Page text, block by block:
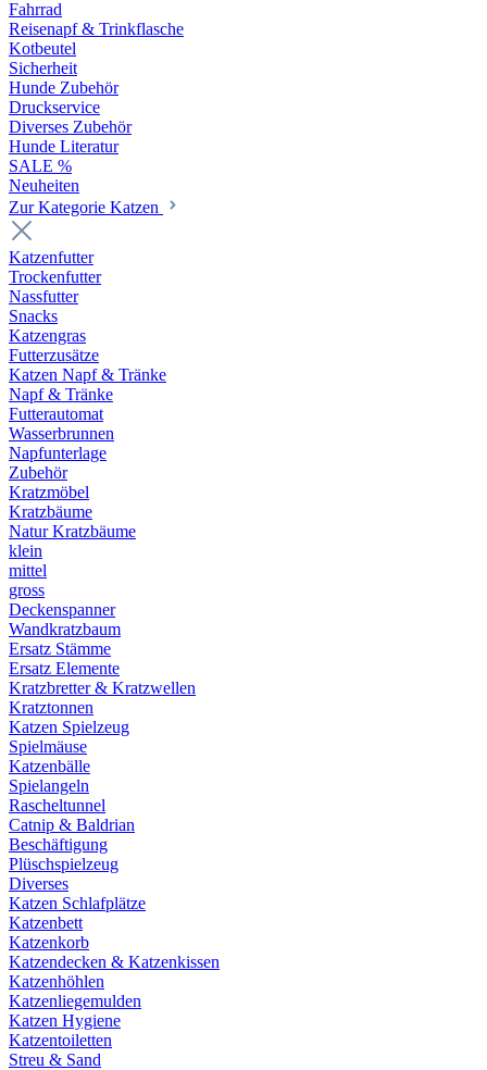
Fahrrad
Reisenapf & Trinkflasche
Kotbeutel
Sicherheit
Hunde Zubehör
Druckservice
Diverses Zubehör
Hunde Literatur
SALE %
Neuheiten
Zur Kategorie Katzen
Katzenfutter
Trockenfutter
Nassfutter
Snacks
Katzengras
Futterzusätze
Katzen Napf & Tränke
Napf & Tränke
Futterautomat
Wasserbrunnen
Napfunterlage
Zubehör
Kratzmöbel
Kratzbäume
Natur Kratzbäume
klein
mittel
gross
Deckenspanner
Wandkratzbaum
Ersatz Stämme
Ersatz Elemente
Kratzbretter & Kratzwellen
Kratztonnen
Katzen Spielzeug
Spielmäuse
Katzenbälle
Spielangeln
Rascheltunnel
Catnip & Baldrian
Beschäftigung
Plüschspielzeug
Diverses
Katzen Schlafplätze
Katzenbett
Katzenkorb
Katzendecken & Katzenkissen
Katzenhöhlen
Katzenliegemulden
Katzen Hygiene
Katzentoiletten
Streu & Sand